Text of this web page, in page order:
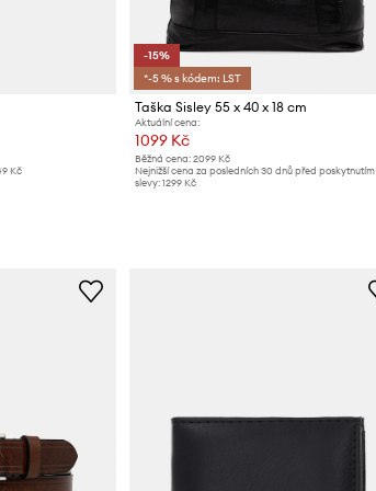
Kč
-15%
*-5 % s kódem: LST
Taška Sisley 55 x 40 x 18 cm
Aktuální cena:
1099 Kč
Běžná cena: 2099 Kč
Nejnižší cena za posledních 30 dnů před poskytnutím
slevy: 1299 Kč